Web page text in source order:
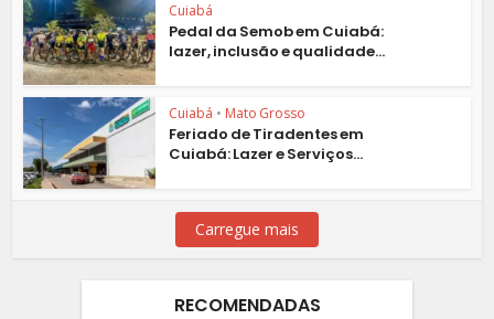
Cuiabá
Pedal da Semob em Cuiabá:
lazer, inclusão e qualidade...
Cuiabá • Mato Grosso
Feriado de Tiradentes em
Cuiabá: Lazer e Serviços...
Carregue mais
RECOMENDADAS